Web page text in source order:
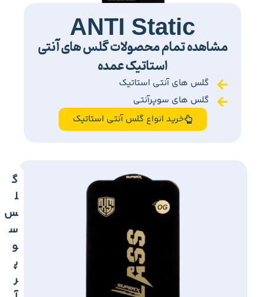
ANTI Static
مشاهده تمام محصولات گلس های آنتی
استاتیک عمده
گلس های آنتی استاتیک
گلس های سوپرآنتی
خرید انواع گلس آنتی استاتیک
گ
ل
س
س
و
پ
ر